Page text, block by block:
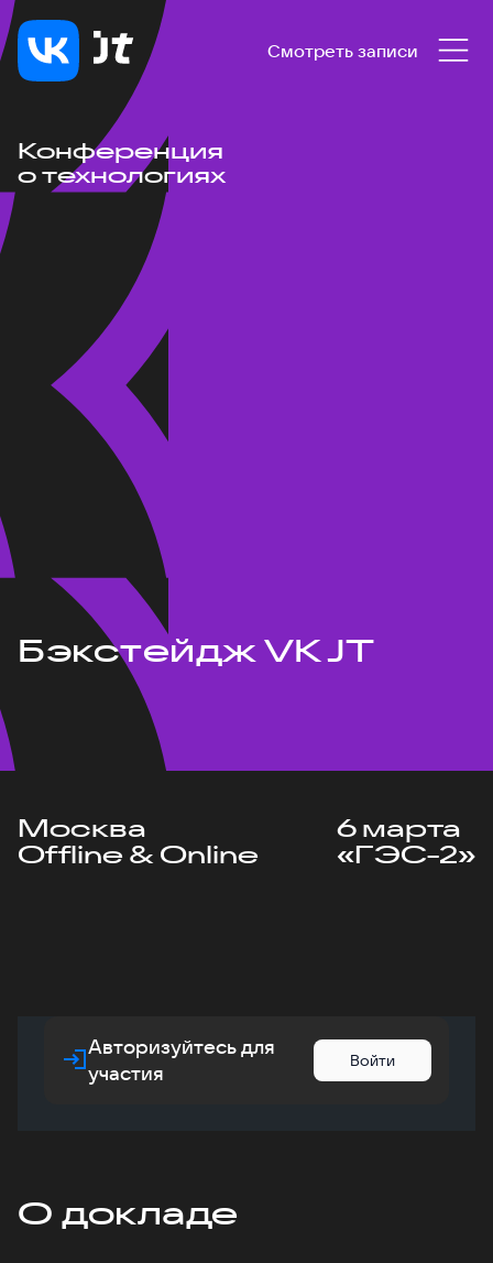
Смотреть записи
Конференция
о технологиях
Бэкстейдж VK JT
Москва
Offline & Online
6 марта
«ГЭС-2»
Авторизуйтесь для
участия
Войти
О докладе